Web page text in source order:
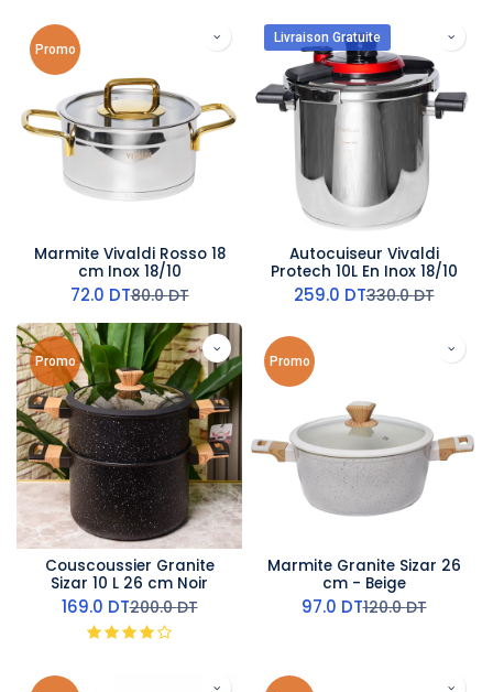
Promo
Marmite Vivaldi Rosso 18
cm Inox 18/10
72.0 DT80.0DT
Livraison Gratuite
Autocuiseur Vivaldi
Protech 10L En Inox 18/10
259.0 DT330.0DT
Promo
Couscoussier Granite
Sizar 10 L 26 cm Noir
169.0 DT200.0DT
Promo
Marmite Granite Sizar 26
cm - Beige
97.0 DT120.0DT